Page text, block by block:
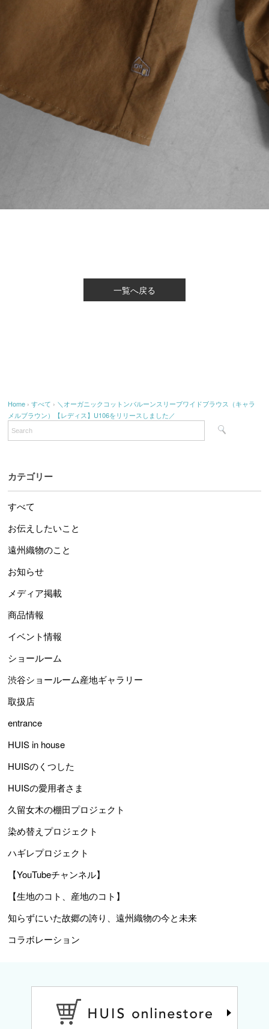
一覧へ戻る
Home ›すべて › ＼オーガニックコットンバルーンスリーブワイドブラウス（キャラ
メルブラウン）【レディス】U106をリリースしました／
カテゴリー
すべて
お伝えしたいこと
遠州織物のこと
お知らせ
メディア掲載
商品情報
イベント情報
ショールーム
渋谷ショールーム産地ギャラリー
取扱店
entrance
HUIS in house
HUISのくつした
HUISの愛用者さま
久留女木の棚田プロジェクト
染め替えプロジェクト
ハギレプロジェクト
【YouTubeチャンネル】
【生地のコト、産地のコト】
知らずにいた故郷の誇り、遠州織物の今と未来
コラボレーション